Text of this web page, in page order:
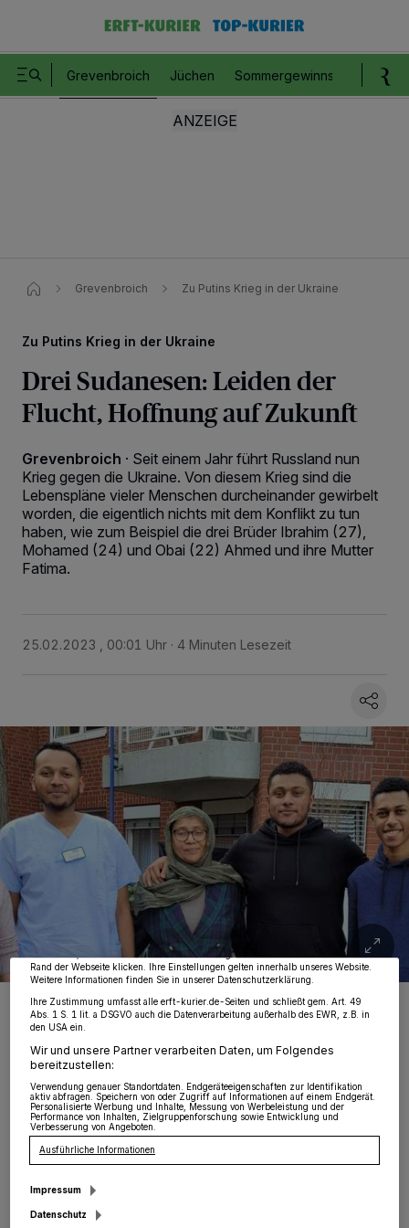
Grevenbroich Jüchen Sommergewinnspiel
Grevenbroich Zu Putins Krieg in der Ukraine​
Zu Putins Krieg in der Ukraine
Drei Sudanesen: Leiden der
Flucht, Hoffnung auf Zukunft
Grevenbroich · Seit einem Jahr führt Russland nun
Krieg gegen die Ukraine. Von diesem Krieg sind die
Lebenspläne vieler Menschen durcheinander gewirbelt
worden, die eigentlich nichts mit dem Konflikt zu tun
haben, wie zum Beispiel die drei Brüder Ibrahim (27),
Mohamed (24) und Obai (22) Ahmed und ihre Mutter
Fatima.
25.02.2023 , 00:01 Uhr 4 Minuten Lesezeit
Jennifer Bergmann, Mohamed, Fatima Taha, Ibrahim und Obai
Ahmed (von links).
Foto: KV/Reschke
I n ihrem Heimatland Sudan besuchten die
hochbegabte Obai schaffte das Abitur schon
Wir und unsere
-Partner speichern und greifen auf personenbezogene Daten
wie Browserdaten oder eindeutige Kennungen auf Ihrem Gerät zu. Durch Auswahl
von OK aktivieren Sie Tracking-Technologien für die unter „Wir und unsere
Partner verarbeiten Daten, um Ihnen Dienste bereitzustellen“ aufgeführten
Zwecke. Wenn Tracker deaktiviert sind, sind manche Inhalte und Anzeigen
möglicherweise nicht mehr so relevant für Sie. Sie können dieses Menü jederzeit
wieder aufrufen, um Ihre Einstellungen zu ändern oder Ihre Einwilligung zu
widerrufen, indem Sie auf den Link Einstellungen oder Ablehnen am unteren
Rand der Webseite klicken. Ihre Einstellungen gelten innerhalb unseres Website.
Weitere Informationen finden Sie in unserer Datenschutzerklärung.
Ihre Zustimmung umfasst alle erft-kurier.de-Seiten und schließt gem. Art. 49
Abs. 1 S. 1 lit. a DSGVO auch die Datenverarbeitung außerhalb des EWR, z.B. in
den USA ein.
Wir und unsere Partner verarbeiten Daten, um Folgendes
bereitzustellen:
Verwendung genauer Standortdaten. Endgeräteeigenschaften zur Identifikation
aktiv abfragen. Speichern von oder Zugriff auf Informationen auf einem Endgerät.
Personalisierte Werbung und Inhalte, Messung von Werbeleistung und der
Performance von Inhalten, Zielgruppenforschung sowie Entwicklung und
Verbesserung von Angeboten.
Ausführliche Informationen
Impressum
Datenschutz